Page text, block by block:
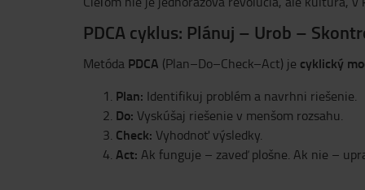
PDCA cyklus: Plánuj – Urob –
Metóda PDCA (Plan–Do–Check–Act) je cyklický
Plan: Identifikuj problém a navrhni riešenie.
Do: Vyskúšaj riešenie v menšom rozsahu.
Check: Vyhodnoť výsledky.
Act: Ak funguje – zaveď plošne. Ak nie –